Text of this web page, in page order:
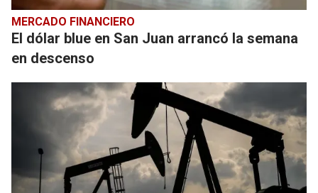
MERCADO FINANCIERO
El dólar blue en San Juan arrancó la semana
en descenso